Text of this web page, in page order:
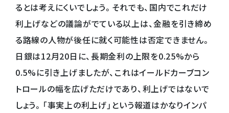
るとは考えにくいでしょう。それでも、国内でこれだけ
利上げなどの議論がでている以上は、金融を引き締め
る路線の人物が後任に就く可能性は否定できません。
日銀は12月20日に、長期金利の上限を0.25%から
0.5%に引き上げましたが、これはイールドカーブコン
トロールの幅を広げただけであり、利上げではないで
しょう。「事実上の利上げ」という報道はかなりインパ